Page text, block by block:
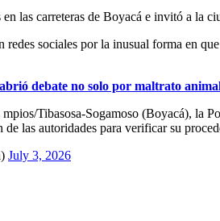
las carreteras de Boyacá e invitó a la
sociales por la inusual forma en
debate no solo por maltrato
Tibasosa-Sogamoso (Boyacá), la
las autoridades para verificar su
July 3, 2026